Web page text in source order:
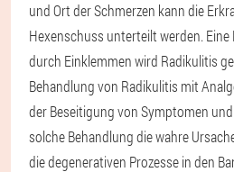
und Ort der Schmerzen kann die
Hexenschuss unterteilt werden.
durch Einklemmen wird Radikulitis
Behandlung von Radikulitis mit
der Beseitigung von Symptomen
solche Behandlung die wahre
die degenerativen Prozesse in den